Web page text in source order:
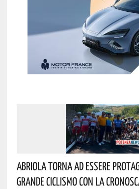
Abriola Torna Ad Essere
Grande Ciclismo Con La